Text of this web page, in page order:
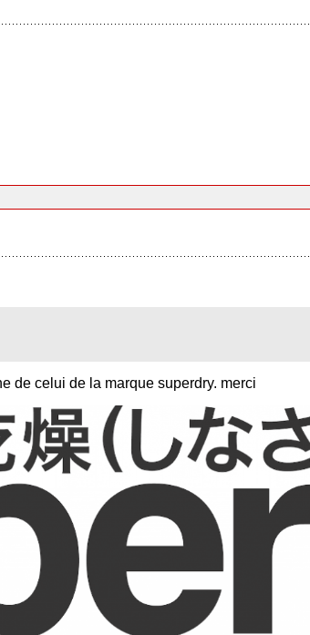
de celui de la marque superdry. merci